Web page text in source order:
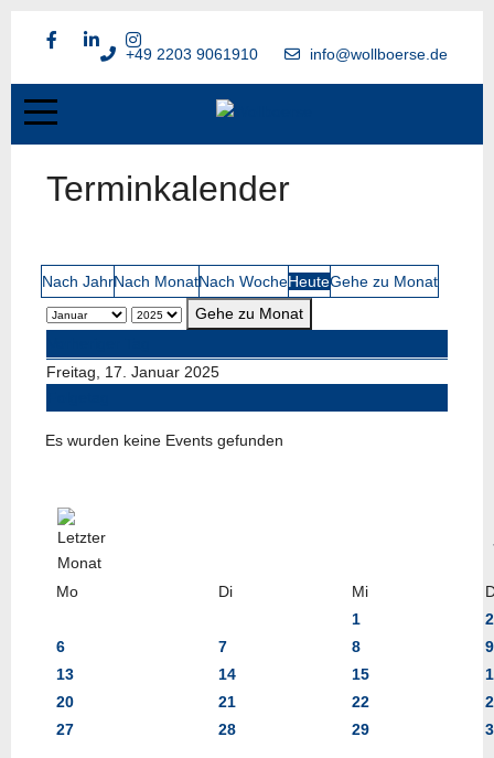
+49 2203 9061910 info@wollboerse.de
Terminkalender
Nach JahrNach MonatNach WocheHeuteGehe zu Monat
Gehe zu Monat
Freitag, 17. Januar 2025
Es wurden keine Events gefunden
Mo Di Mi
1
2
6
7 8
9
13
14 15
20
21 22
27
28 29